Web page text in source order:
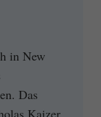
in New
Das
Kaizer